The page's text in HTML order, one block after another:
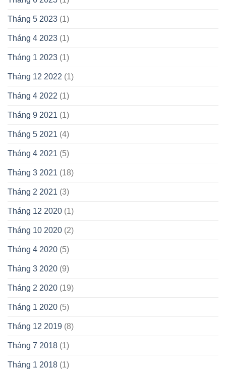
Tháng 5 2023 (1)
Tháng 4 2023 (1)
Tháng 1 2023 (1)
Tháng 12 2022 (1)
Tháng 4 2022 (1)
Tháng 9 2021 (1)
Tháng 5 2021 (4)
Tháng 4 2021 (5)
Tháng 3 2021 (18)
Tháng 2 2021 (3)
Tháng 12 2020 (1)
Tháng 10 2020 (2)
Tháng 4 2020 (5)
Tháng 3 2020 (9)
Tháng 2 2020 (19)
Tháng 1 2020 (5)
Tháng 12 2019 (8)
Tháng 7 2018 (1)
Tháng 1 2018 (1)